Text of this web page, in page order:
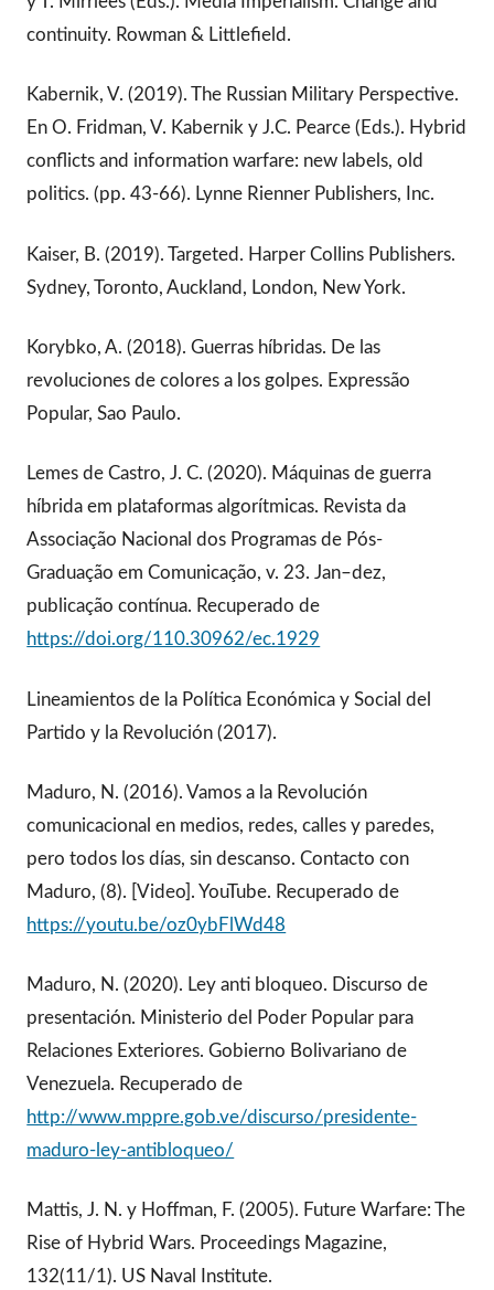
continuity. Rowman & Littlefield.
Kabernik, V. (2019). The Russian Military Perspective.
En O. Fridman, V. Kabernik y J.C. Pearce (Eds.). Hybrid
conflicts and information warfare: new labels, old
politics. (pp. 43-66). Lynne Rienner Publishers, Inc.
Kaiser, B. (2019). Targeted. Harper Collins Publishers.
Sydney, Toronto, Auckland, London, New York.
Korybko, A. (2018). Guerras híbridas. De las
revoluciones de colores a los golpes. Expressão
Popular, Sao Paulo.
Lemes de Castro, J. C. (2020). Máquinas de guerra
híbrida em plataformas algorítmicas. Revista da
Associação Nacional dos Programas de Pós-
Graduação em Comunicação, v. 23. Jan–dez,
publicação contínua. Recuperado de
https://doi.org/110.30962/ec.1929
Lineamientos de la Política Económica y Social del
Partido y la Revolución (2017).
Maduro, N. (2016). Vamos a la Revolución
comunicacional en medios, redes, calles y paredes,
pero todos los días, sin descanso. Contacto con
Maduro, (8). [Video]. YouTube. Recuperado de
https://youtu.be/oz0ybFlWd48
Maduro, N. (2020). Ley anti bloqueo. Discurso de
presentación. Ministerio del Poder Popular para
Relaciones Exteriores. Gobierno Bolivariano de
Venezuela. Recuperado de
http://www.mppre.gob.ve/discurso/presidente-
maduro-ley-antibloqueo/
Mattis, J. N. y Hoffman, F. (2005). Future Warfare: The
Rise of Hybrid Wars. Proceedings Magazine,
132(11/1). US Naval Institute.